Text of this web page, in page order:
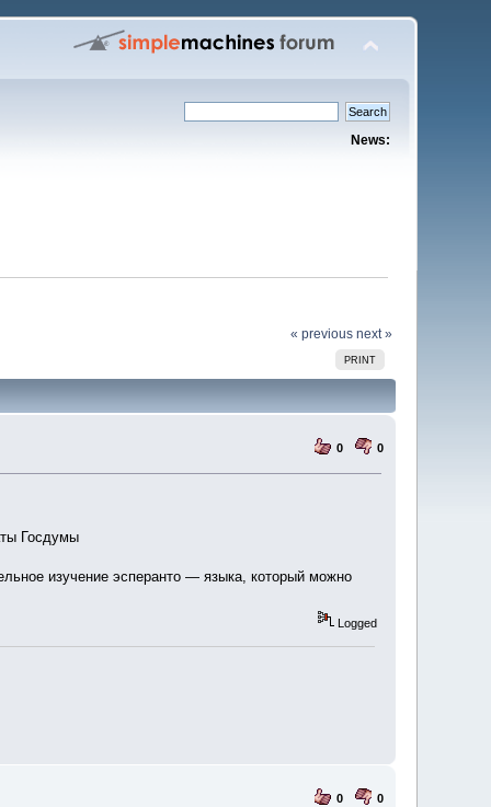
News:
« previous next »
PRINT
0 0
Госдумы
изучение эсперанто — языка, который можно
Logged
0 0